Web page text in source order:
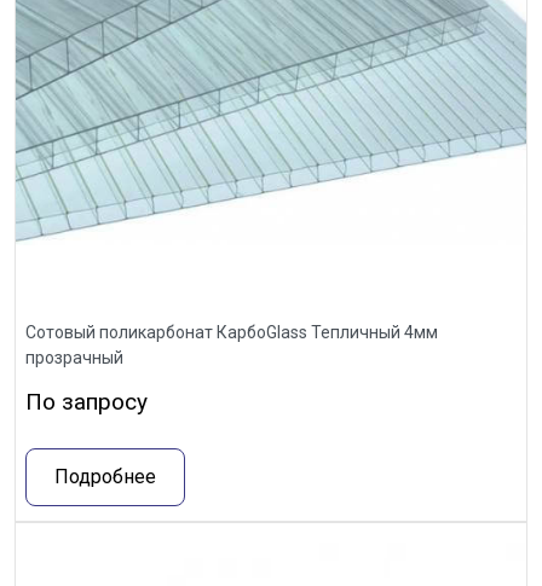
Сотовый поликарбонат КарбоGlass Тепличный 4мм
прозрачный
По запросу
Подробнее